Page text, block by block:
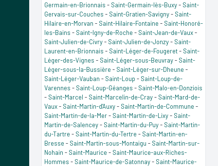
Germain-en-Brionnais - Saint-Germain-lès-Buxy- Saint-
Gervais-sur-Couches - Saint-Gratien-Savigny- Saint-
Hilaire-en-Morvan - Saint-Hilaire-Fontaine - Saint-Honoré-
les-Bains - Saint-Igny-de-Roche - Saint-Jean-de-Vaux-
Saint-Julien-de-Civry- Saint-Julien-de-Jonzy- Saint-
Laurent-en-Brionnais - Saint-Léger-de-Fougeret- Saint-
Léger-des-Vignes - Saint-Léger-sous-Beuvray- Saint-
Léger-sous-la-Bussière - Saint-Léger-sur-Dheune -
Saint-Léger-Vauban - Saint-Loup - Saint-Loup-de-
Varennes - Saint-Loup-Géanges - Saint-Malo-en-Donziois
- Saint-Marcel - Saint-Marcelin-de-Cray- Saint-Mard-de-
Vaux- Saint-Martin-d'Auxy- Saint-Martin-de-Commune -
Saint-Martin-de-la-Mer- Saint-Martin-de-Lixy- Saint-
Martin-de-Salencey- Saint-Martin-du-Puy- Saint-Martin-
du-Tartre - Saint-Martin-du-Tertre - Saint-Martin-en-
Bresse - Saint-Martin-sous-Montaigu - Saint-Martin-sur-
Nohain - Saint-Maurice - Saint-Maurice-aux-Riches-
Hommes - Saint-Maurice-de-Satonnay- Saint-Maurice-